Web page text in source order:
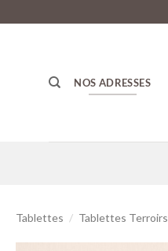
NOS ADRESSES
Tablettes / Tablettes Terroirs